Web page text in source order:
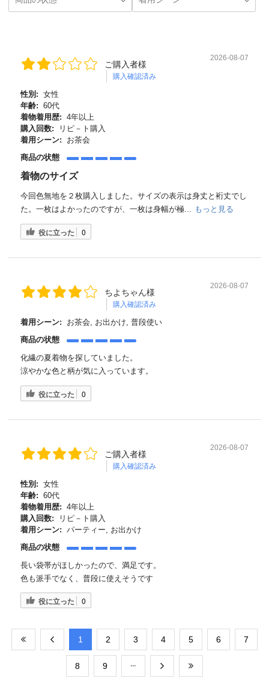
ご購入者様
購入確認済み
2026-08-07
性別: 女性
年齢: 60代
着物着用歴: 4年以上
購入回数:
リピ－ト購入
着用シーン:
お茶会
商品の状態
着物のサイズ
今回色無地を２枚購入しました。サイズの表示は身丈と裄丈でし
た。一枚はよかったのですが、一枚は身幅が極... もっと見る
役に立った 0
ちよちゃん様
購入確認済み
2026-08-07
着用シーン:
お茶会, お出かけ, 普段使い
商品の状態
化繊の夏着物を探していました。
涼やかな色と柄が気に入っています。
役に立った 0
ご購入者様
購入確認済み
2026-08-07
性別: 女性
年齢: 60代
着物着用歴: 4年以上
購入回数:
リピ－ト購入
着用シーン: パーティー, お出かけ
商品の状態
長い袋帯がほしかったので、満足です。
色も派手でなく、普段に使えそうです
役に立った 0
​1 ​2 ​3 ​4 ​5 ​6 ​7
​8 ​9